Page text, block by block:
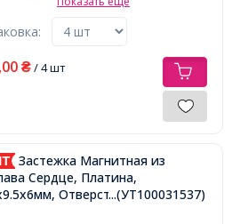
₴/ 4 шт
Застежка Магнитная из
Сердце, Платина,
Отверстие 1.5мм,
...(УТ100031537)